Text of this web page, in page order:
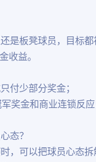
是板凳球员，目标
收益。
付少部分奖金；
奖金和商业连锁反
态？
，可以把球员心态拆